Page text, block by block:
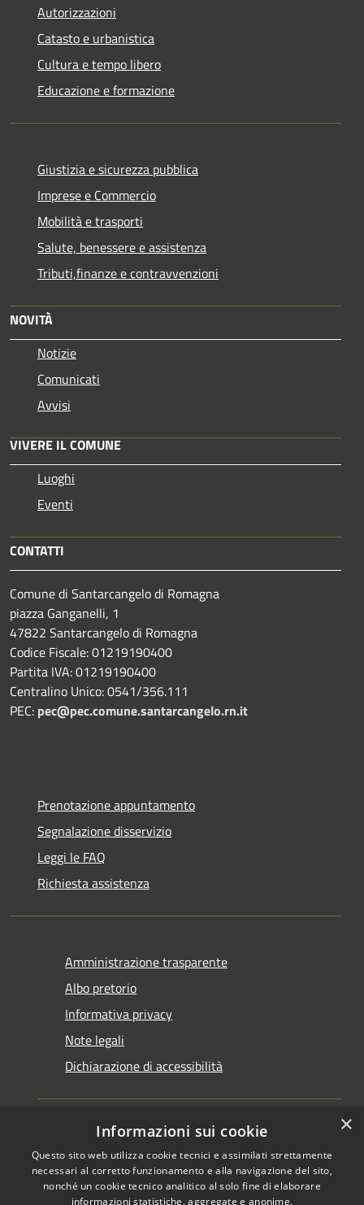
Autorizzazioni
Catasto e urbanistica
Cultura e tempo libero
Educazione e formazione
Giustizia e sicurezza pubblica
Imprese e Commercio
Mobilità e trasporti
Salute, benessere e assistenza
Tributi,finanze e contravvenzioni
NOVITÀ
Notizie
Comunicati
Avvisi
VIVERE IL COMUNE
Luoghi
Eventi
CONTATTI
Comune di Santarcangelo di Romagna
piazza Ganganelli, 1
47822 Santarcangelo di Romagna
Codice Fiscale: 01219190400
Partita IVA: 01219190400
Centralino Unico: 0541/356.111
PEC: pec@pec.comune.santarcangelo.rn.it
Prenotazione appuntamento
Segnalazione disservizio
Leggi le FAQ
Richiesta assistenza
Amministrazione trasparente
Albo pretorio
Informativa privacy
Note legali
Dichiarazione di accessibilità
RSS
Accessibilità
Copyright © 2026 • Comune di
Santarcangelo di Romagna •
×
Informazioni sui cookie
Questo sito web utilizza cookie tecnici e assimilati strettamente
necessari al corretto funzionamento e alla navigazione del sito,
nonché un cookie tecnico analitico al solo fine di elaborare
informazioni statistiche, aggregate e anonime.